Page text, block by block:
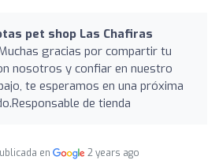
pet shop Las Chafiras
gracias por compartir tu
nosotros y confiar en nuestro
te esperamos en una próxima
de tienda
en 2 years ago